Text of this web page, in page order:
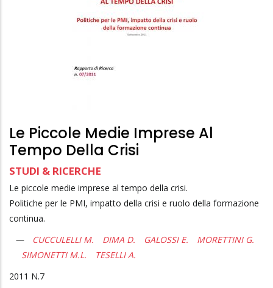
Le Piccole Medie Imprese Al
Tempo Della Crisi
STUDI & RICERCHE
Le piccole medie imprese al tempo della crisi.
Politiche per le PMI, impatto della crisi e ruolo della formazione
continua.
CUCCULELLI M.
DIMA D. GALOSSI E.
MORETTINI G.
SIMONETTI M.L.
TESELLI A.
2011
7